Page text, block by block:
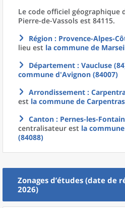
Le code officiel géographique
Pierre-de-Vassols est 84115.
Région : Provence-Alpes-
lieu est la commune de
Département : Vaucluse
commune d'Avignon (84007)
Arrondissement :
est la commune de
Canton : Pernes-les-
centralisateur est la commune
(84088)
Zonages d’études (date de
2026)